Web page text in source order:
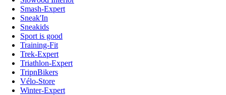
Smash-Expert
Sneak'In
Sneakids
Sport is good
Training-Fit
Trek-Expert
Triathlon-Expert
TripnBikers
Vélo-Store
Winter-Expert